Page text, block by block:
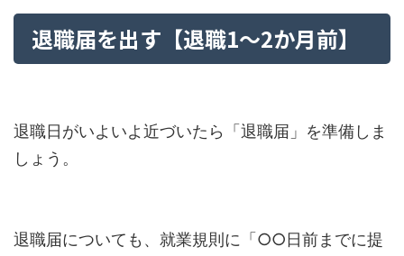
退職届を出す【退職1～2か月前】
退職日がいよいよ近づいたら「退職届」を準備しま
しょう。
退職届についても、就業規則に「○○日前までに提